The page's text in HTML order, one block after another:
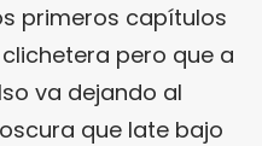
primeros capítulos
pero que a
va dejando al
que late bajo